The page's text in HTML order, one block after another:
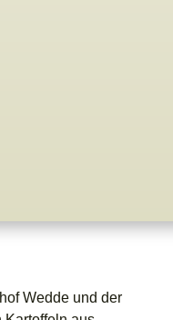
Wedde und der